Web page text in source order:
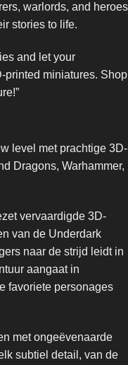
warlords, and heroes
stories to life.
and let your
printed miniatures. Shop
level met prachtige 3D-
Dragons, Warhammer,
vervaardigde 3D-
van de Underdark
naar de strijd leidt in
aangaat in
favoriete personages
met ongeëvenaarde
subtiel detail, van de